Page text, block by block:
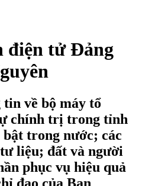
điện tử Đảng
tin về bộ máy tổ
chính trị trong tỉnh
trong nước; các
liệu; đất và người
phục vụ hiệu quả